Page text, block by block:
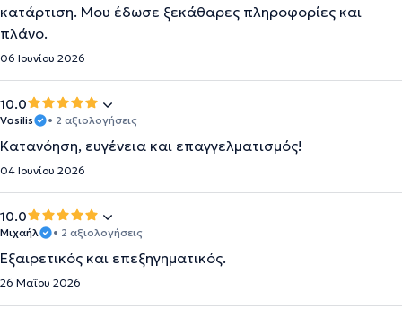
κατάρτιση. Μου έδωσε ξεκάθαρες πληροφορίες και
πλάνο.
06 Ιουνίου 2026
10.0
Vasilis • 2 αξιολογήσεις
Κατανόηση, ευγένεια και επαγγελματισμός!
04 Ιουνίου 2026
10.0
Μιχαήλ • 2 αξιολογήσεις
Εξαιρετικός και επεξηγηματικός.
26 Μαΐου 2026